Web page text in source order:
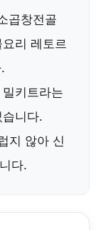
곱창전골
리 레토르
키트라는
니다.
지 않아 신
다.